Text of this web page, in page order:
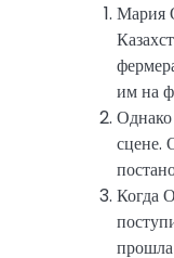
Мария
им на
Однако
сцене.
Когда